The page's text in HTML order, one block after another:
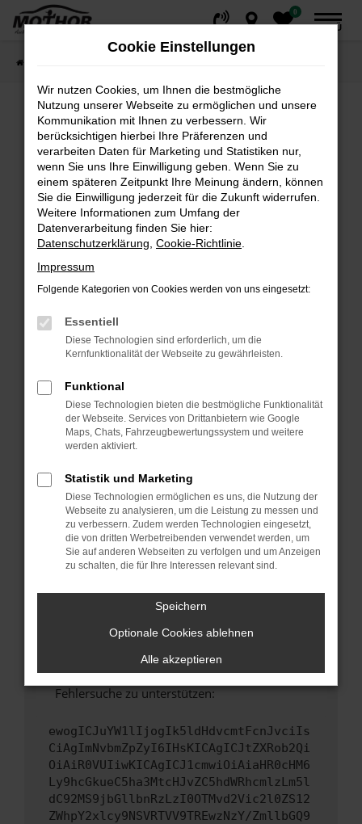
Zum
0
MENÜ
Fehler: Network Error
Beim Laden ist ein Fehler aufgetreten.
Hier sind ein paar Tipps, die dir helfen können:
Überprüfe deine Firewall und deine
Internetverbindung.
Suchmaschine?
Manche Erweiterungen, wie Werbeblocker,
können das Laden bestimmter Seiten
verhindern. Funktioniert die Seite in einem
Fenster?
Starte dein Gerät neu.
Das kann manchmal helfen, vorübergehende
Probleme zu beheben.
Stelle sicher, dass dein Browser und dein
Betriebssystem auf dem neuesten Stand
sind.
Veraltete Software birgt nicht nur ein
Sicherheitsrisiko, sondern kann auch dazu
führen, dass bestimmte Funktionen nicht mehr
Wende dich an den Webseitenbetreiber.
hast, kontaktiere uns bitte. Wir werden
versuchen, das Problem zu beheben. Du kannst
uns diesen Text schicken, um uns bei der
Fehlersuche zu unterstützen:
ewogICJuYW1lIjogIk5ldHdvcmtFcnJvciIs
CiAgImNvbmZpZyI6IHsKICAgICJtZXRob2Qi
OiAiR0VUIiwKICAgICJ1cmwiOiAiaHR0cHM6
Ly9hcGkueC5ha3MtcHJvZC5hdWRhcmlzLm5l
dC92MS9jbGllbnRzLzI0OTMvd2Vic2l0ZS12
ZWhpY2xlcy9NSVRTVV9TREwzNzY/ZmllbGQ9
Cookie Einstellungen
Wir nutzen Cookies, um Ihnen die bestmögliche
Nutzung unserer Webseite zu ermöglichen und unsere
Kommunikation mit Ihnen zu verbessern. Wir
berücksichtigen hierbei Ihre Präferenzen und
verarbeiten Daten für Marketing und Statistiken nur,
wenn Sie uns Ihre Einwilligung geben. Wenn Sie zu
einem späteren Zeitpunkt Ihre Meinung ändern, können
Sie die Einwilligung jederzeit für die Zukunft widerrufen.
Weitere Informationen zum Umfang der
Datenverarbeitung finden Sie hier:
Datenschutzerklärung Cookie-Richtlinie
Impressum
Folgende Kategorien von Cookies werden von uns eingesetzt:
Essentiell
Diese Technologien sind erforderlich, um die
Kernfunktionalität der Webseite zu gewährleisten.
Funktional
Diese Technologien bieten die bestmögliche Funktionalität
der Webseite. Services von Drittanbietern wie Google
Maps, Chats, Fahrzeugbewertungssystem und weitere
werden aktiviert.
Statistik und Marketing
Diese Technologien ermöglichen es uns, die Nutzung der
Webseite zu analysieren, um die Leistung zu messen und
zu verbessern. Zudem werden Technologien eingesetzt,
die von dritten Werbetreibenden verwendet werden, um
Sie auf anderen Webseiten zu verfolgen und um Anzeigen
zu schalten, die für Ihre Interessen relevant sind.
Speichern
Optionale Cookies ablehnen
Alle akzeptieren